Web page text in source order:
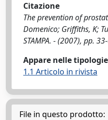
Citazione
The prevention of
Domenico; Griffiths, K;
STAMPA. - (2007), pp.
Appare nelle
1.1 Articolo in rivista
File in questo prodotto: